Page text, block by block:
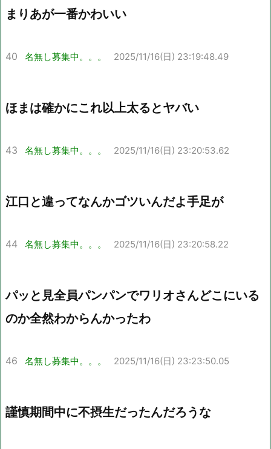
まりあが一番かわいい
40 名無し募集中。。。 2025/11/16(日) 23:19:48.49
ほまは確かにこれ以上太るとヤバい
43 名無し募集中。。。 2025/11/16(日) 23:20:53.62
江口と違ってなんかゴツいんだよ手足が
44 名無し募集中。。。 2025/11/16(日) 23:20:58.22
パッと見全員パンパンでワリオさんどこにいる
のか全然わからんかったわ
46 名無し募集中。。。 2025/11/16(日) 23:23:50.05
謹慎期間中に不摂生だったんだろうな